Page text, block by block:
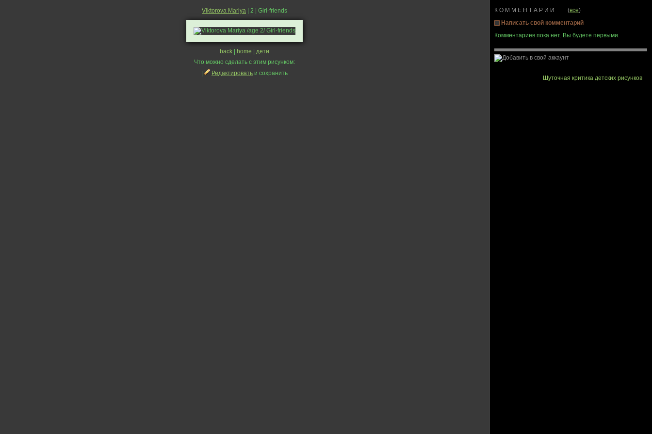
Viktorova Mariya | 2 | Girl-friends
back home
дети
Что можно сделать с этим рисунком:
Редактировать и сохранить
К О М М Е Н Т А Р И И (все)
Написать свой комментарий
Комментариев пока нет. Вы будете первыми.
Шуточная критика детских рисунков